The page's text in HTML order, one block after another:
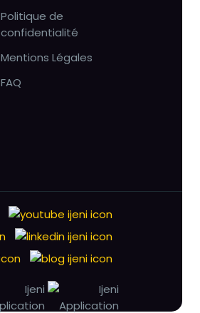
Politique de
confidentialité
Mentions Légales
FAQ